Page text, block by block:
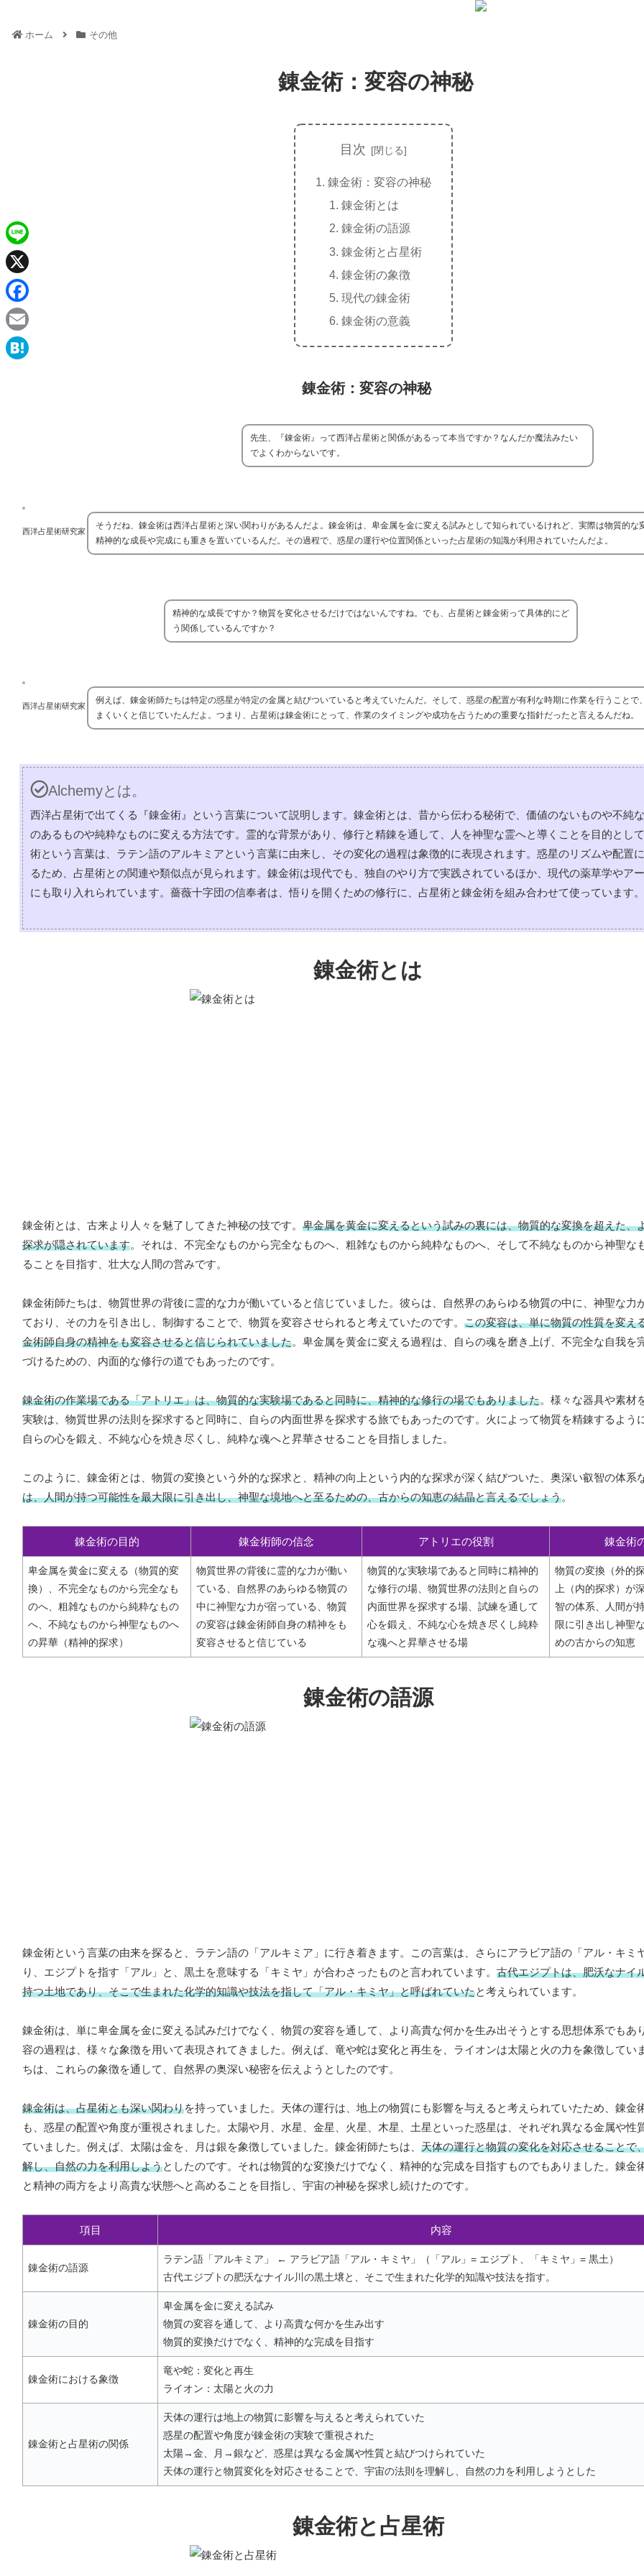
ホーム その他
錬金術：変容の神秘
目次
錬金術：変容の神秘
錬金術とは
錬金術の語源
錬金術と占星術
錬金術の象徴
現代の錬金術
錬金術の意義
錬金術：変容の神秘
先生、『錬金術』って西洋占星術と関係があるって本当ですか？なんだか魔法みたい
でよくわからないです。
西洋占星術研究家
そうだね、錬金術は西洋占星術と深い関わりがあるんだよ。錬金術は、卑金属を金に変える試みとして知られているけれど、実際は物質的な
精神的な成長や完成にも重きを置いているんだ。その過程で、惑星の運行や位置関係といった占星術の知識が利用されていたんだよ。
精神的な成長ですか？物質を変化させるだけではないんですね。でも、占星術と錬金術って具体的にど
う関係しているんですか？
西洋占星術研究家
例えば、錬金術師たちは特定の惑星が特定の金属と結びついていると考えていたんだ。そして、惑星の配置が有利な時期に作業を行うことで
まくいくと信じていたんだよ。つまり、占星術は錬金術にとって、作業のタイミングや成功を占うための重要な指針だったと言えるんだね。
Alchemyとは。
西洋占星術で出てくる『錬金術』という言葉について説明します。錬金術とは、昔から伝わる秘術で、価値のないものや不純
のあるものや純粋なものに変える方法です。霊的な背景があり、修行と精錬を通して、人を神聖な霊へと導くことを目的とし
術という言葉は、ラテン語のアルキミアという言葉に由来し、その変化の過程は象徴的に表現されます。惑星のリズムや配置
るため、占星術との関連や類似点が見られます。錬金術は現代でも、独自のやり方で実践されているほか、現代の薬草学やア
にも取り入れられています。薔薇十字団の信奉者は、悟りを開くための修行に、占星術と錬金術を組み合わせて使っています。
錬金術とは
錬金術とは、古来より人々を魅了してきた神秘の技です。 卑金属を黄金に変えるという試みの裏には、物質的な変換を超えた、
探求が隠されています。それは、不完全なものから完全なものへ、粗雑なものから純粋なものへ、そして不純なものから神聖な
ることを目指す、壮大な人間の営みです。
錬金術師たちは、物質世界の背後に霊的な力が働いていると信じていました。彼らは、自然界のあらゆる物質の中に、神聖な力
ており、その力を引き出し、制御することで、物質を変容させられると考えていたのです。 この変容は、単に物質の性質を変え
金術師自身の精神をも変容させると信じられていました。卑金属を黄金に変える過程は、自らの魂を磨き上げ、不完全な自我を
づけるための、内面的な修行の道でもあったのです。
錬金術の作業場である「アトリエ」は、物質的な実験場であると同時に、精神的な修行の場でもありました。様々な器具や素材
実験は、物質世界の法則を探求すると同時に、自らの内面世界を探求する旅でもあったのです。火によって物質を精錬するよう
自らの心を鍛え、不純な心を焼き尽くし、純粋な魂へと昇華させることを目指しました。
このように、錬金術とは、物質の変換という外的な探求と、精神の向上という内的な探求が深く結びついた、奥深い叡智の体系
は、人間が持つ可能性を最大限に引き出し、神聖な境地へと至るための、古からの知恵の結晶と言えるでしょう。
錬金術の目的 錬金術師の信念 アトリエの役割 錬金術
卑金属を黄金に変える（物質的変
換）、不完全なものから完全なも
のへ、粗雑なものから純粋なもの
へ、不純なものから神聖なものへ
の昇華（精神的探求）
物質世界の背後に霊的な力が働い
ている、自然界のあらゆる物質の
中に神聖な力が宿っている、物質
の変容は錬金術師自身の精神をも
変容させると信じている
物質的な実験場であると同時に精神的
な修行の場、物質世界の法則と自らの
内面世界を探求する場、試練を通して
心を鍛え、不純な心を焼き尽くし純粋
な魂へと昇華させる場
物質の変換（外的
上（内的探求）が
智の体系、人間が
限に引き出し神聖
めの古からの知恵
錬金術の語源
錬金術という言葉の由来を探ると、ラテン語の「アルキミア」に行き着きます。この言葉は、さらにアラビア語の「アル・キミ
り、エジプトを指す「アル」と、黒土を意味する「キミヤ」が合わさったものと言われています。 古代エジプトは、肥沃なナイ
持つ土地であり、そこで生まれた化学的知識や技法を指して「アル・キミヤ」と呼ばれていたと考えられています。
錬金術は、単に卑金属を金に変える試みだけでなく、物質の変容を通して、より高貴な何かを生み出そうとする思想体系でもあ
容の過程は、様々な象徴を用いて表現されてきました。例えば、竜や蛇は変化と再生を、ライオンは太陽と火の力を象徴してい
ちは、これらの象徴を通して、自然界の奥深い秘密を伝えようとしたのです。
錬金術は、占星術とも深い関わりを持っていました。天体の運行は、地上の物質にも影響を与えると考えられていたため、錬金
も、惑星の配置や角度が重視されました。太陽や月、水星、金星、火星、木星、土星といった惑星は、それぞれ異なる金属や性
ていました。例えば、太陽は金を、月は銀を象徴していました。錬金術師たちは、 天体の運行と物質の変化を対応させることで
解し、自然の力を利用しようとしたのです。それは物質的な変換だけでなく、精神的な完成を目指すものでもありました。錬金
と精神の両方をより高貴な状態へと高めることを目指し、宇宙の神秘を探求し続けたのです。
項目 内容
錬金術の語源
ラテン語「アルキミア」 ← アラビア語「アル・キミヤ」（「アル」= エジプト、「キミヤ」= 黒土）
古代エジプトの肥沃なナイル川の黒土壌と、そこで生まれた化学的知識や技法を指す。
錬金術の目的
卑金属を金に変える試み
物質の変容を通して、より高貴な何かを生み出す
物質的変換だけでなく、精神的な完成を目指す
錬金術における象徴
竜や蛇：変化と再生
ライオン：太陽と火の力
錬金術と占星術の関係
天体の運行は地上の物質に影響を与えると考えられていた
惑星の配置や角度が錬金術の実験で重視された
太陽→金、月→銀など、惑星は異なる金属や性質と結びつけられていた
天体の運行と物質変化を対応させることで、宇宙の法則を理解し、自然の力を利用しようとした
錬金術と占星術
L
n
e
X
F
a
c
E